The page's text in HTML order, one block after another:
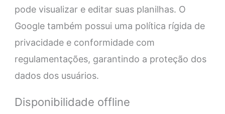
pode visualizar e editar suas planilhas. O
Google também possui uma política rígida de
privacidade e conformidade com
regulamentações, garantindo a proteção dos
dados dos usuários.
Disponibilidade offline